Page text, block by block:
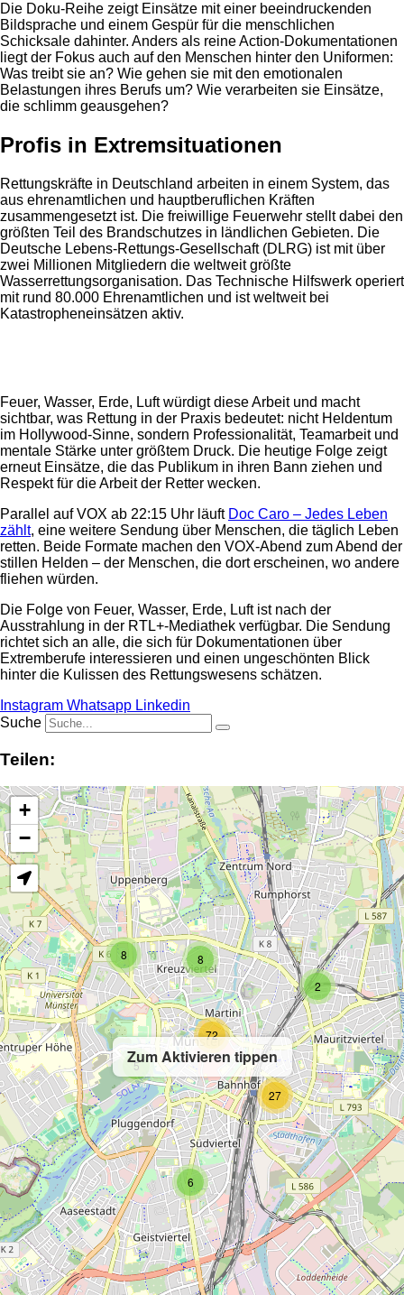
Die Doku-Reihe zeigt Einsätze mit einer beeindruckenden
Bildsprache und einem Gespür für die menschlichen
Schicksale dahinter. Anders als reine Action-Dokumentationen
liegt der Fokus auch auf den Menschen hinter den Uniformen:
Was treibt sie an? Wie gehen sie mit den emotionalen
Belastungen ihres Berufs um? Wie verarbeiten sie Einsätze,
die schlimm geausgehen?
Profis in Extremsituationen
Rettungskräfte in Deutschland arbeiten in einem System, das
aus ehrenamtlichen und hauptberuflichen Kräften
zusammengesetzt ist. Die freiwillige Feuerwehr stellt dabei den
größten Teil des Brandschutzes in ländlichen Gebieten. Die
Deutsche Lebens-Rettungs-Gesellschaft (DLRG) ist mit über
zwei Millionen Mitgliedern die weltweit größte
Wasserrettungsorganisation. Das Technische Hilfswerk operiert
mit rund 80.000 Ehrenamtlichen und ist weltweit bei
Katastropheneinsätzen aktiv.
Feuer, Wasser, Erde, Luft würdigt diese Arbeit und macht
sichtbar, was Rettung in der Praxis bedeutet: nicht Heldentum
im Hollywood-Sinne, sondern Professionalität, Teamarbeit und
mentale Stärke unter größtem Druck. Die heutige Folge zeigt
erneut Einsätze, die das Publikum in ihren Bann ziehen und
Respekt für die Arbeit der Retter wecken.
Parallel auf VOX ab 22:15 Uhr läuft Doc Caro – Jedes Leben
zählt, eine weitere Sendung über Menschen, die täglich Leben
retten. Beide Formate machen den VOX-Abend zum Abend der
stillen Helden – der Menschen, die dort erscheinen, wo andere
fliehen würden.
Die Folge von Feuer, Wasser, Erde, Luft ist nach der
Ausstrahlung in der RTL+-Mediathek verfügbar. Die Sendung
richtet sich an alle, die sich für Dokumentationen über
Extremberufe interessieren und einen ungeschönten Blick
hinter die Kulissen des Rettungswesens schätzen.
Instagram Whatsapp Linkedin
Suche
Teilen:
Zum Aktivieren tippen
2
8
6
8
27
5
72
+
−